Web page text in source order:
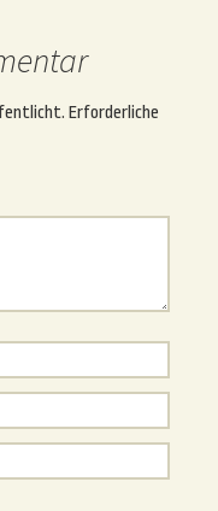
Erforderliche